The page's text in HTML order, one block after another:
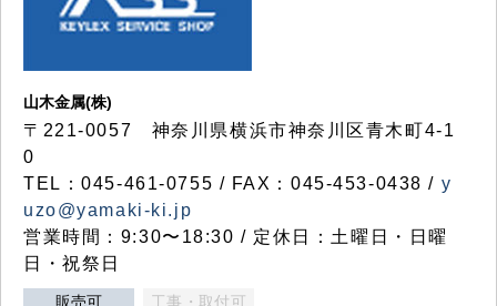
山木金属(株)
〒221-0057 神奈川県横浜市神奈川区青木町4-1
0
TEL：045-461-0755 / FAX：045-453-0438 / y
uzo@yamaki-ki.jp
営業時間：9:30〜18:30 / 定休日：土曜日・日曜
日・祝祭日
販売可 工事・取付可